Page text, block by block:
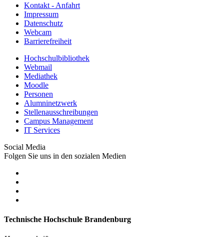
Kontakt - Anfahrt
Impressum
Datenschutz
Webcam
Barrierefreiheit
Hochschulbibliothek
Webmail
Mediathek
Moodle
Personen
Alumninetzwerk
Stellenausschreibungen
Campus Management
IT Services
Social Media
Folgen Sie uns in den sozialen Medien
Technische Hochschule Brandenburg